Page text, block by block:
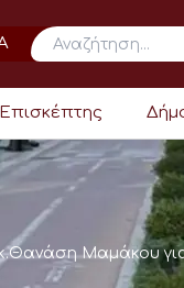
Επισκέπτης
Μαμάκου